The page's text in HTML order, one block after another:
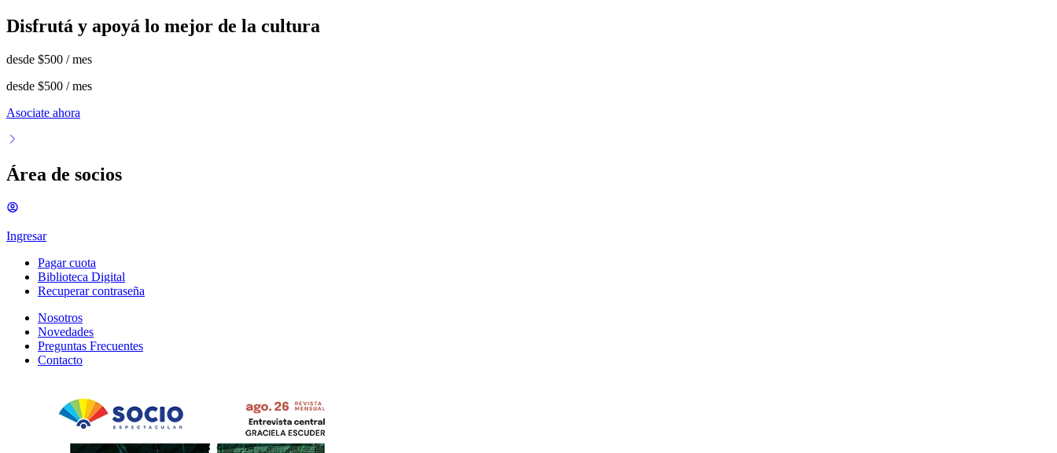
Disfrutá y apoyá lo mejor de la cultura
desde $500 / mes
desde $500 / mes
Asociate ahora
Área de socios
Ingresar
Pagar cuota
Biblioteca Digital
Recuperar contraseña
Nosotros
Novedades
Preguntas Frecuentes
Contacto